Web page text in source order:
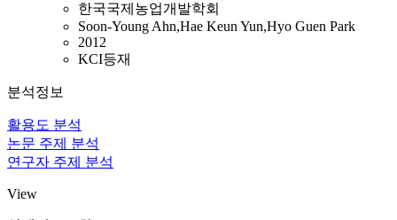
한국국제농업개발학회
Soon-Young Ahn,Hae Keun Yun,Hyo Guen Park
2012
KCI등재
분석정보
활용도 분석
논문 주제 분석
연구자 주제 분석
View